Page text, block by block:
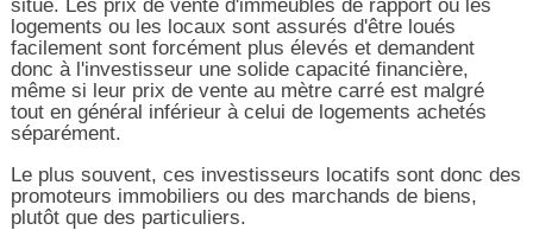
situe. Les prix de vente d'immeubles de rapport où les
logements ou les locaux sont assurés d'être loués
facilement sont forcément plus élevés et demandent
donc à l'investisseur une solide capacité financière,
même si leur prix de vente au mètre carré est malgré
tout en général inférieur à celui de logements achetés
séparément.
Le plus souvent, ces investisseurs locatifs sont donc des
promoteurs immobiliers ou des marchands de biens,
plutôt que des particuliers.